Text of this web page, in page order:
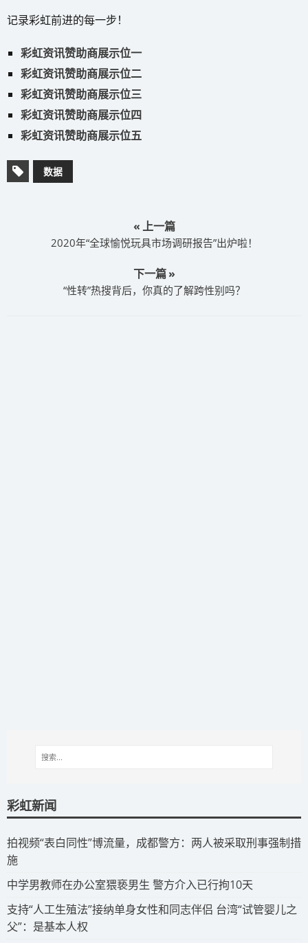
记录彩虹前进的每一步！
彩虹资讯赞助商展示位一
彩虹资讯赞助商展示位二
彩虹资讯赞助商展示位三
彩虹资讯赞助商展示位四
彩虹资讯赞助商展示位五
数据
« 上一篇
2020年“全球愉悦玩具市场调研报告”出炉啦！
下一篇 »
“性转”热搜背后，你真的了解跨性别吗？
彩虹新闻
拍视频“表白同性”博流量，成都警方：两人被采取刑事强制措
施
​中学男教师在办公室猥亵男生 警方介入已行拘10天
​支持“人工生殖法”接纳单身女性和同志伴侣 台湾“试管婴儿之
父”：是基本人权